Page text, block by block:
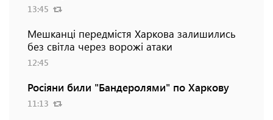
13:45
Мешканці передмістя Харкова залишились
без світла через ворожі атаки
12:45
Росіяни били "Бандеролями" по Харкову
11:13